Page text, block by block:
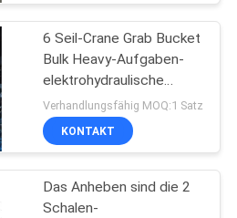
6 Seil-Crane Grab Bucket
Bulk Heavy-Aufgaben-
elektrohydraulische
Fracht-orange Schalen
Verhandlungsfähig MOQ:1 Satz
KONTAKT
Das Anheben sind die 2
Schalen-